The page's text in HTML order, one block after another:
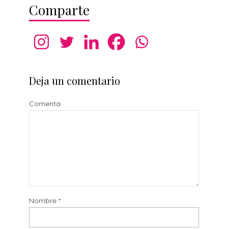
Comparte
Deja un comentario
Comenta
Nombre *